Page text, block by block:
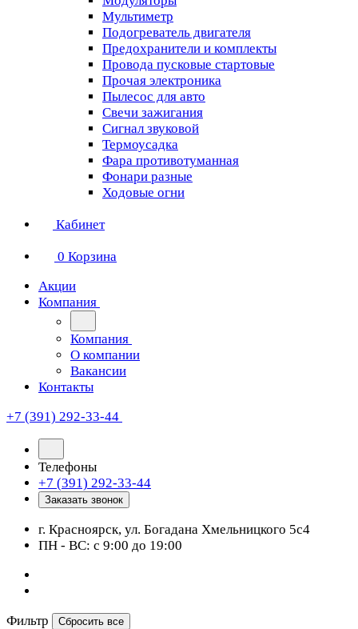
Мультиметр
Подогреватель двигателя
Предохранители и комплекты
Провода пусковые стартовые
Прочая электроника
Пылесос для авто
Свечи зажигания
Сигнал звуковой
Термоусадка
Фара противотуманная
Фонари разные
Ходовые огни
Кабинет
0 Корзина
Акции
Компания
Компания
О компании
Вакансии
Контакты
+7 (391) 292-33-44
Телефоны
+7 (391) 292-33-44
Заказать звонок
г. Красноярск, ул. Богадана Хмельницкого 5с4
ПН - ВС: с 9:00 до 19:00
Фильтр Сбросить все